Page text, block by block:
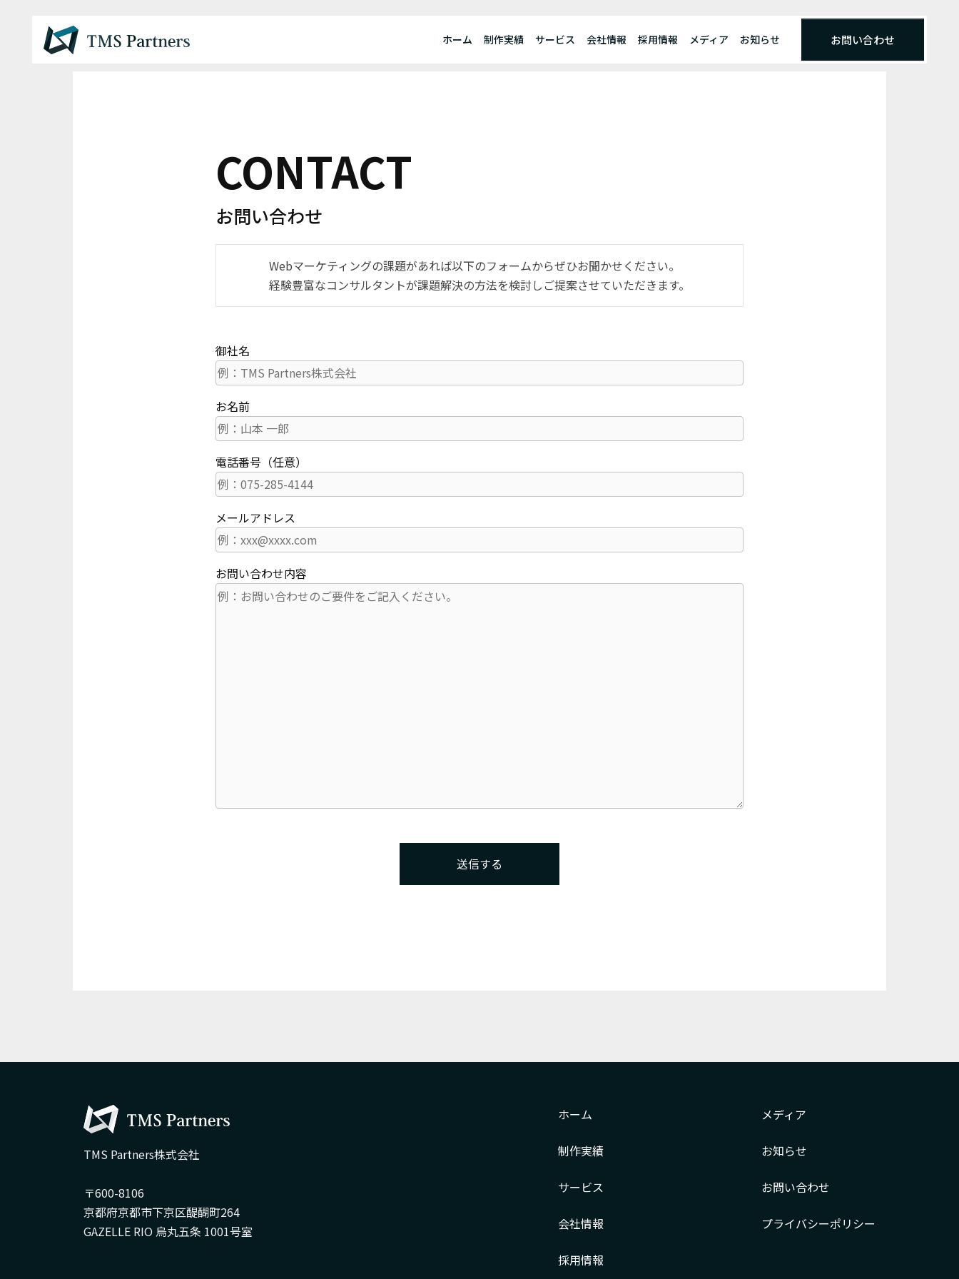
ホーム 制作実績 サービス 会社情報 採用情報 メディア お知らせ お問い合わせ
CONTACT
お問い合わせ
Webマーケティングの課題があれば以下のフォームからぜひお聞かせください。
経験豊富なコンサルタントが課題解決の方法を検討しご提案させていただきます。
御社名
お名前
電話番号（任意）
メールアドレス
お問い合わせ内容
TMS Partners株式会社
〒600-8106
京都府京都市下京区醍醐町264
GAZELLE RIO 烏丸五条 1001号室
ホーム
制作実績
サービス
会社情報
採用情報
メディア
お知らせ
お問い合わせ
プライバシーポリシー